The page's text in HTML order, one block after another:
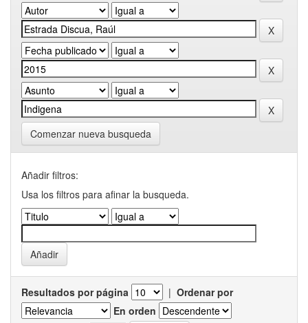
Comenzar nueva busqueda
Añadir filtros:
Usa los filtros para afinar la busqueda.
Resultados por página | Ordenar por
En orden